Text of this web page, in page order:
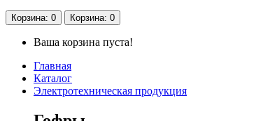
Корзина: 0 Корзина: 0
Ваша корзина пуста!
Главная
Каталог
Электротехническая продукция